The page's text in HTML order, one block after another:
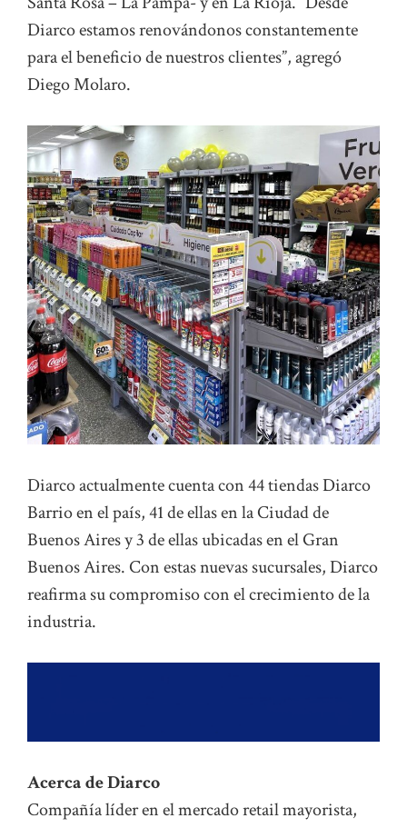
Diarco estamos renovándonos constantemente
para el beneficio de nuestros clientes”, agregó
Diego Molaro.
Diarco actualmente cuenta con 44 tiendas Diarco
Barrio en el país, 41 de ellas en la Ciudad de
Buenos Aires y 3 de ellas ubicadas en el Gran
Buenos Aires. Con estas nuevas sucursales, Diarco
reafirma su compromiso con el crecimiento de la
industria.
Acerca de Diarco
Compañía líder en el mercado retail mayorista,